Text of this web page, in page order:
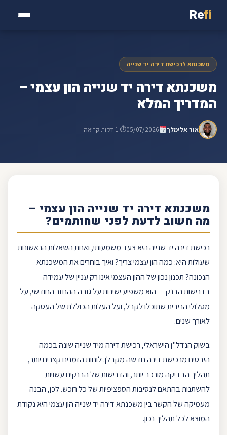
Refi
משכנתא לרכישת דירה יד שנייה
משכנתא דירה יד שנייה הון עצמי –
המדריך המלא
אור אלימלך 05/07/2026⏱ 1 דקות קריאה
משכנתא דירה יד שנייה הון עצמי –
מה חשוב לדעת לפני שחותמים?
רכישת דירהיד שנייה היא צעד משמעותי, ואחת השאלות הראשונות
שעולות היא: כמההון עצמיצריך? ואיך בוחרים את המשכנתא
הנכונה? תכנון נכון של ההון העצמי אינו רק עניין של עמידה
בדרישות הבנק — הוא משפיע ישירות על גובה ההחזר החודשי, על
מסלולי הריבית שתוכלו לקבל, ועל העלות הכוללת של העסקה
לאורך שנים.
בשוק הנדל"ן הישראלי, רכישת דירה מיד שנייה שונה בכמה
היבטים מרכישת דירה חדשה מקבלן. לוחות הזמנים קצרים יותר,
תהליך הבדיקה מורכב יותר, והדרישות של הבנקים עשויות
להשתנות בהתאם לנסיבות הספציפיות של כל רוכש. לכן, הבנה
מעמיקה של הקשר ביןמשכנתא דירה יד שנייההון עצמי היא נקודת
המוצא לכל תהליך נכון.